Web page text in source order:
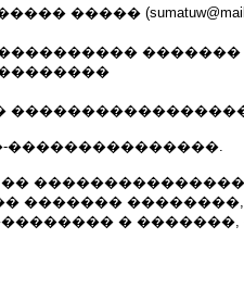
�����
�������
���������������.
������� ��������,
�